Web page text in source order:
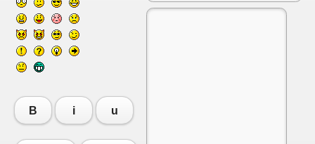
B i u